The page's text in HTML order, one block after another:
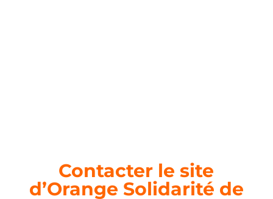
Contacter le site
d’Orange Solidarité de